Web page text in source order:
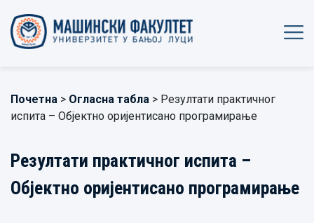
Почетна > Огласна табла > Резултати практичног
испита – Објектно оријентисано програмирање
Резултати практичног испита –
Објектно оријентисано програмирање